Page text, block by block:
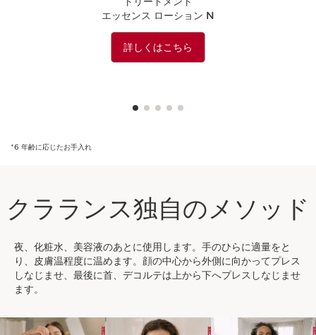
エッセンス ローション N
詳しくはこちら
*6 年齢に応じたお手入れ
クラランス独自のメソッド
夜、化粧水、美容液のあとに使用します。手のひらに適量をと
り、皮膚温程度に温めます。顔の中心から外側に向かってプレス
しなじませ、最後に首、デコルテは上から下へプレスしなじませ
ます。